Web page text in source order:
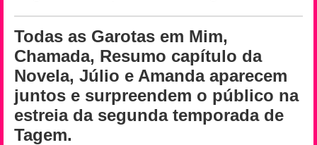
Todas as Garotas em Mim,
Chamada, Resumo capítulo da
Novela, Júlio e Amanda aparecem
juntos e surpreendem o público na
estreia da segunda temporada de
Tagem.